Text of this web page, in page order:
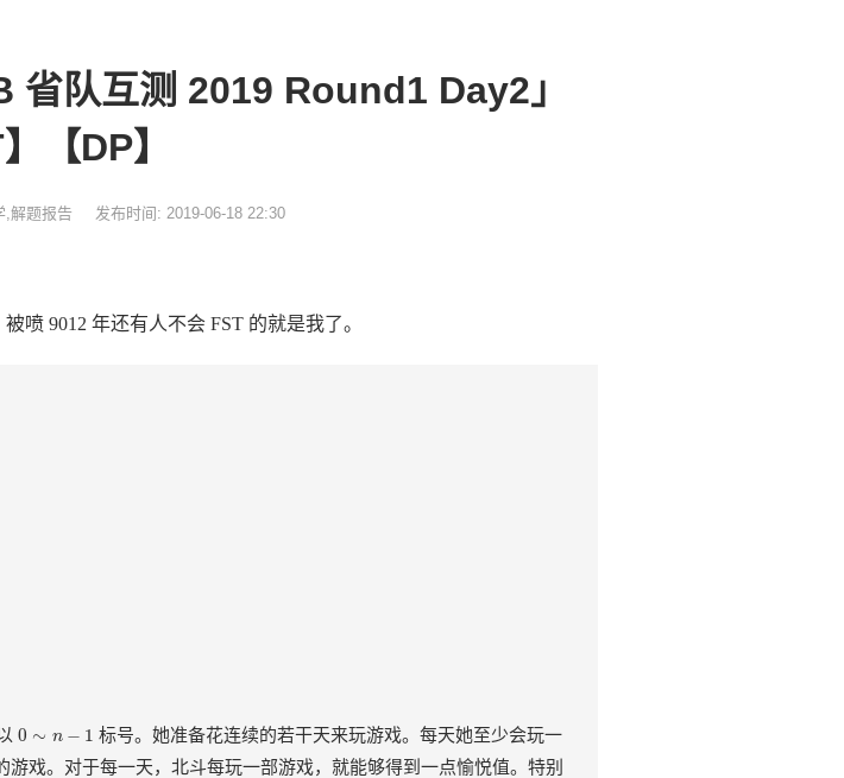
省队互测 2019 Round1 Day2」
【DP】
,解题报告 发布时间: 2019-06-18 22:30
喷 9012 年还有人不会 FST 的就是我了。
0 ∼ n − 1
0
标号。她准备花连续的若干天来玩游戏。每天她至少会玩一
戏。对于每一天，北斗每玩一部游戏，就能够得到一点愉悦值。特别